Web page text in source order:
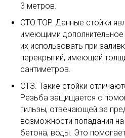
3 метров.
CTO TOP. Данные стойки
имеющими
их использовать при
перекрытий, имеющей
сантиметров.
СТЗ. Такие стойки
Резьба защищается с
гильзы, отвечающей за
возможности попадания
бетона, воды. Это